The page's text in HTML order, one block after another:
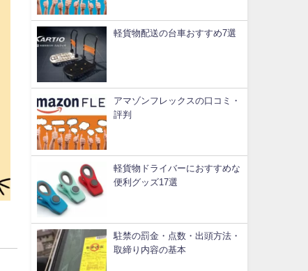
軽貨物配送の台車おすすめ7選
アマゾンフレックスの口コミ・
評判
軽貨物ドライバーにおすすめな
便利グッズ17選
駐禁の罰金・点数・出頭方法・
取締り内容の基本